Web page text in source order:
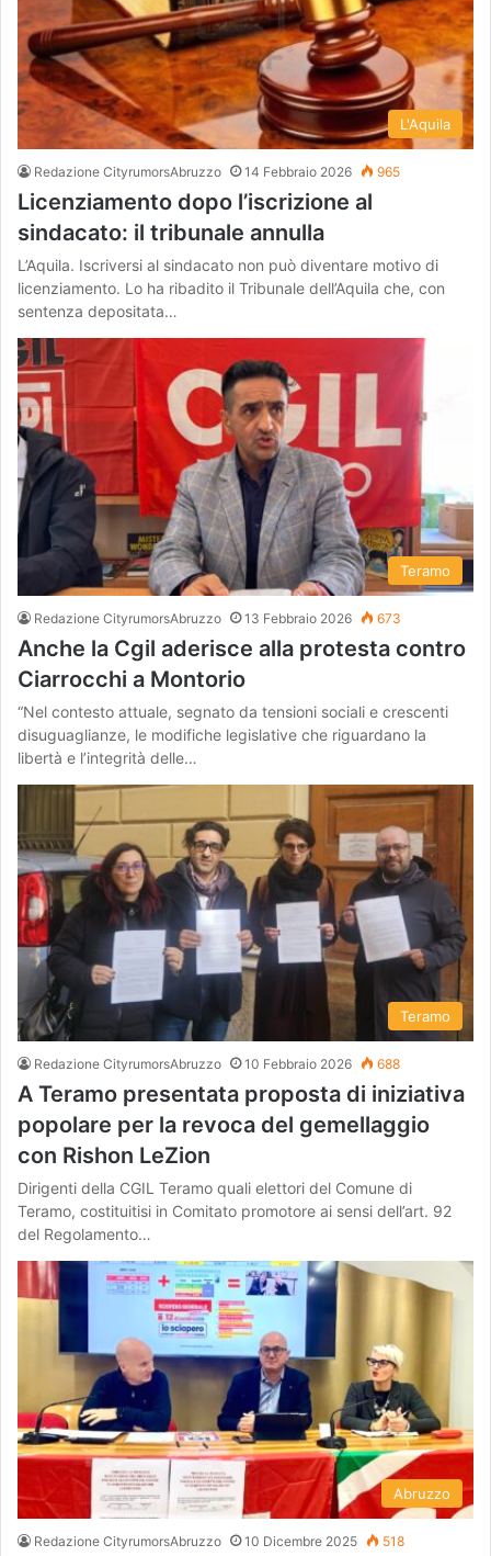
L'Aquila
Redazione CityrumorsAbruzzo 14 Febbraio 2026 965
Licenziamento dopo l’iscrizione al
sindacato: il tribunale annulla
L’Aquila. Iscriversi al sindacato non può diventare motivo di
licenziamento. Lo ha ribadito il Tribunale dell’Aquila che, con
sentenza depositata…
Teramo
Redazione CityrumorsAbruzzo 13 Febbraio 2026 673
Anche la Cgil aderisce alla protesta contro
Ciarrocchi a Montorio
“Nel contesto attuale, segnato da tensioni sociali e crescenti
disuguaglianze, le modifiche legislative che riguardano la
libertà e l’integrità delle…
Teramo
Redazione CityrumorsAbruzzo 10 Febbraio 2026 688
A Teramo presentata proposta di iniziativa
popolare per la revoca del gemellaggio
con Rishon LeZion
Dirigenti della CGIL Teramo quali elettori del Comune di
Teramo, costituitisi in Comitato promotore ai sensi dell’art. 92
del Regolamento…
Abruzzo
Redazione CityrumorsAbruzzo 10 Dicembre 2025 518